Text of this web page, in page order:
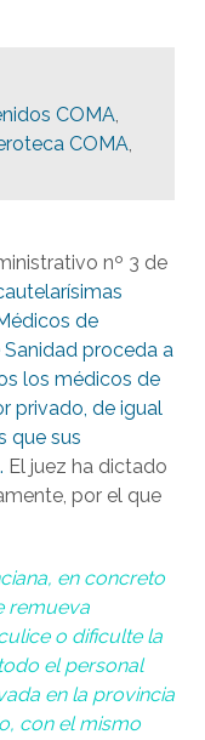
COMA,
COMA,
nº 3 de
de
proceda a
los médicos de
privado, de igual
que sus
El juez ha dictado
por el que
en concreto
remueva
o dificulte la
el personal
en la provincia
con el mismo